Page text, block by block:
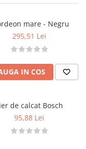
mare - Negru
295,51 Lei
IN COS
de calcat Bosch
95,88 Lei